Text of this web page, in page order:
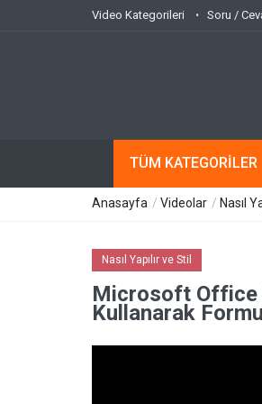
Video Kategorileri Soru /
TÜM KATEGORİLER
Anasayfa / Videolar / Nasıl
Nasıl Yapılır ve Stil
Microsoft Office
Kullanarak Formu